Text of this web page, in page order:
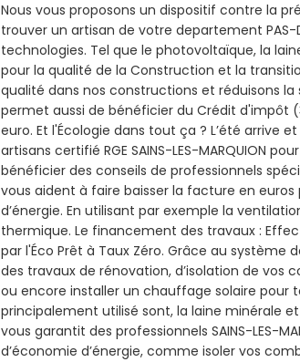
Nous vous proposons un dispositif contre la
trouver un artisan de votre departement PAS-
technologies. Tel que le photovoltaïque, la
pour la qualité de la Construction et la
qualité dans nos constructions et réduisons
permet aussi de bénéficier du Crédit d'impôt
euro. Et l'Écologie dans tout ça ? L’été arrive
artisans certifié RGE SAINS-LES-MARQUION
bénéficier des conseils de professionnels
vous aident à faire baisser la facture en
d’énergie. En utilisant par exemple la
thermique. Le financement des travaux :
par l'Éco Prêt à Taux Zéro. Grâce au système
des travaux de rénovation, d’isolation de vos
ou encore installer un chauffage solaire pour
principalement utilisé sont, la laine minérale
vous garantit des professionnels SAINS-LES-
d’économie d’énergie, comme isoler vos